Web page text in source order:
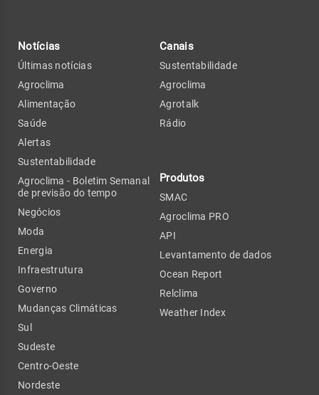
Notícias
Últimas notícias
Agroclima
Alimentação
Saúde
Alertas
Sustentabilidade
Agroclima - Boletim Semanal
de previsão do tempo
Negócios
Moda
Energia
Infraestrutura
Governo
Mudanças Climáticas
Sul
Sudeste
Centro-Oeste
Nordeste
Canais
Sustentabilidade
Agroclima
Agrotalk
Rádio
Produtos
SMAC
Agroclima PRO
API
Levantamento de dados
Ocean Report
Relclima
Weather Index